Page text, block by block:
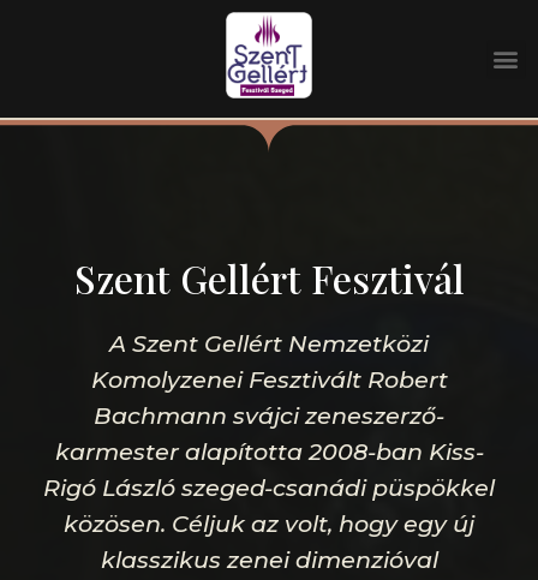
Szent Gellért Fesztivál
A Szent Gellért Nemzetközi
Komolyzenei Fesztivált Robert
Bachmann svájci zeneszerző-
karmester alapította 2008-ban Kiss-
Rigó László szeged-csanádi püspökkel
közösen. Céljuk az volt, hogy egy új
klasszikus zenei dimenzióval